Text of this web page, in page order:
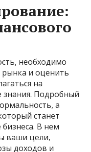
необходимо
и оценить
на
Подробный
а
станет
В нем
ваши цели,
доходов и